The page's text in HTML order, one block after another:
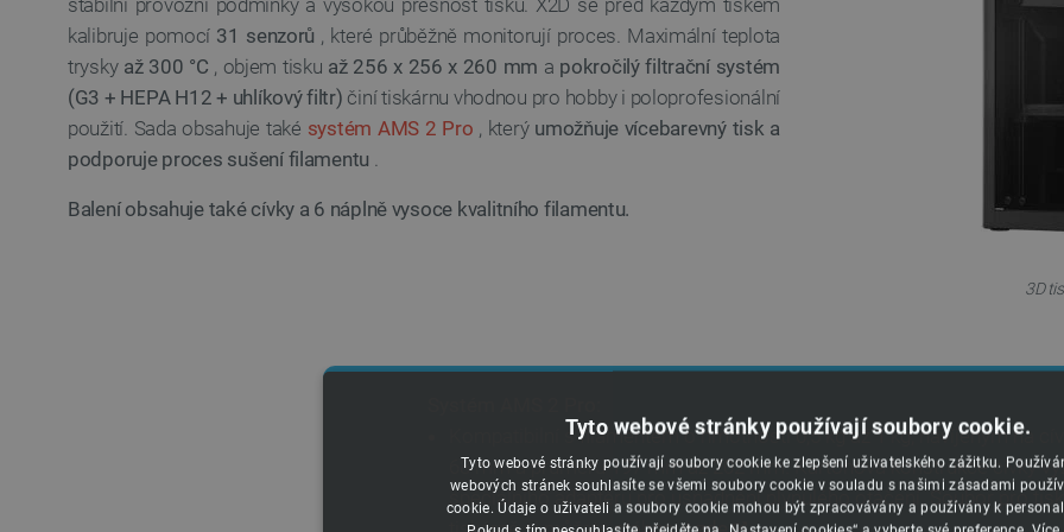
kalibruje pomocí 31 senzorů , které průběžně monitorují proces. Maximální teplota
trysky až 300 °C , objem tisku až 256 x 256 x 260 mm a pokročilý filtrační systém
(G3 + HEPA H12 + uhlíkový filtr) činí tiskárnu vhodnou pro hobby i poloprofesionální
použití. Sada obsahuje také systém AMS 2 Pro , který umožňuje vícebarevný tisk a
podporuje proces sušení filamentu
Balení obsahuje také cívky a 6 náplně vysoce kvalitního filamentu.
3D
Kompatibilní s filamentem o hmotnosti 0,5 kg až 1 kg, navíjeným na
68 mm a průměru 197 mm až 202 mm. Kartonová konstrukce cívky
speciálního adaptéru pro usnadnění plynulého otáčení. Soubor pro tisk
Tyto webové stránky používají soubory cookie.
Tyto webové stránky používají soubory cookie ke zlepšení uživatelského zážitku.
webových stránek souhlasíte se všemi soubory cookie v souladu s našimi zásadami
cookie. Údaje o uživateli a soubory cookie mohou být zpracovávány a používány k